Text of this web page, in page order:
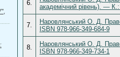
6.
академічний рівень). —
7.
Наровлянський О. Д.
ISBN 978-966-349-684-9
8.
Наровлянський О. Д.
ISBN 978-966-349-734-1